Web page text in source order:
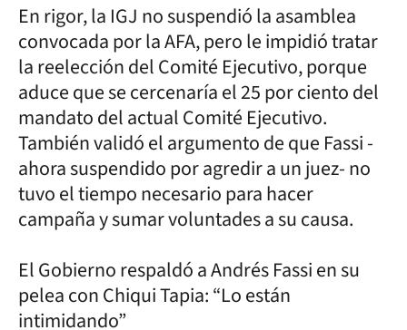
En rigor, la IGJ no suspendió la asamblea
convocada por la AFA, pero le impidió tratar
la reelección del Comité Ejecutivo, porque
aduce que se cercenaría el 25 por ciento del
mandato del actual Comité Ejecutivo.
También validó el argumento de que Fassi -
ahora suspendido por agredir a un juez- no
tuvo el tiempo necesario para hacer
campaña y sumar voluntades a su causa.
El Gobierno respaldó a Andrés Fassi en su
pelea con Chiqui Tapia: “Lo están
intimidando”